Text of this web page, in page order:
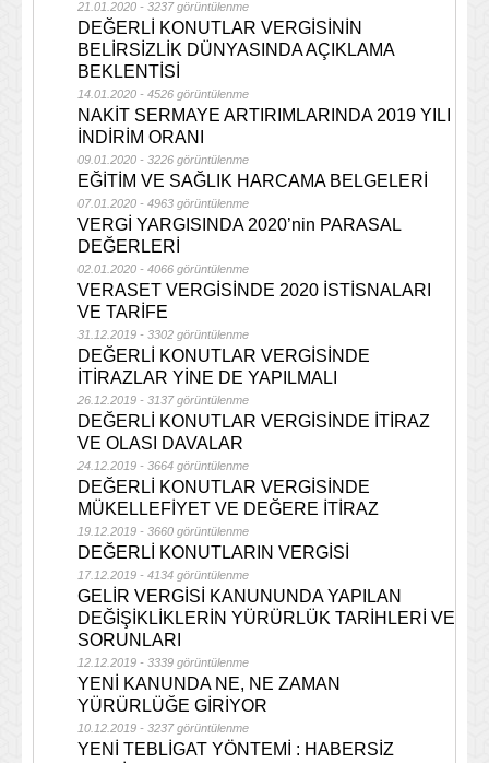
21.01.2020 - 3237 görüntülenme
DEĞERLİ KONUTLAR VERGİSİNİN
BELİRSİZLİK DÜNYASINDA AÇIKLAMA
BEKLENTİSİ
14.01.2020 - 4526 görüntülenme
NAKİT SERMAYE ARTIRIMLARINDA 2019 YILI
İNDİRİM ORANI
09.01.2020 - 3226 görüntülenme
EĞİTİM VE SAĞLIK HARCAMA BELGELERİ
07.01.2020 - 4963 görüntülenme
VERGİ YARGISINDA 2020’nin PARASAL
DEĞERLERİ
02.01.2020 - 4066 görüntülenme
VERASET VERGİSİNDE 2020 İSTİSNALARI
VE TARİFE
31.12.2019 - 3302 görüntülenme
DEĞERLİ KONUTLAR VERGİSİNDE
İTİRAZLAR YİNE DE YAPILMALI
26.12.2019 - 3137 görüntülenme
DEĞERLİ KONUTLAR VERGİSİNDE İTİRAZ
VE OLASI DAVALAR
24.12.2019 - 3664 görüntülenme
DEĞERLİ KONUTLAR VERGİSİNDE
MÜKELLEFİYET VE DEĞERE İTİRAZ
19.12.2019 - 3660 görüntülenme
DEĞERLİ KONUTLARIN VERGİSİ
17.12.2019 - 4134 görüntülenme
GELİR VERGİSİ KANUNUNDA YAPILAN
DEĞİŞİKLİKLERİN YÜRÜRLÜK TARİHLERİ VE
SORUNLARI
12.12.2019 - 3339 görüntülenme
YENİ KANUNDA NE, NE ZAMAN
YÜRÜRLÜĞE GİRİYOR
10.12.2019 - 3237 görüntülenme
YENİ TEBLİGAT YÖNTEMİ : HABERSİZ